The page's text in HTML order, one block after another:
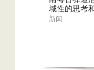
域性的思考
新闻